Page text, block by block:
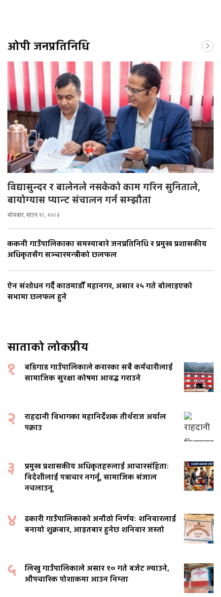
ओपी जनप्रतिनिधि
विद्यासुन्दर र बालेनले नसकेको काम गरिन सुनिताले,
बायोग्यास प्यान्ट संचालन गर्न सम्झौता
सोमबार, साउन १८, २०८३
ककनी गाउँपालिकाका समस्याबारे जनप्रतिनिधि र प्रमुख प्रशासकीय
अधिकृतसँग सञ्चारमन्त्रीको छलफल
ऐन संशोधन गर्दै काठमाडौँ महानगर, असार २५ गते बोलाइएको
सभामा छलफल हुने
साताको लोकप्रीय
१
बडिगाड गाउँपालिकाले करारका सबै कर्मचारीलाई
सामाजिक सुरक्षा कोषमा आवद्ध गराउने
२
राहदानी विभागका महानिर्देशक तीर्थराज अर्याल
पक्राउ
३
प्रमुख प्रशासकीय अधिकृतहरुलाई आचारसंहिताः
विदेशीलाई पत्राचार नगर्नू, सामाजिक संजाल
नचलाउनू
४
ढकारी गाउँपालिकाको अनौठो निर्णयः शनिवारलाई
बनायो शुक्रबार, आइतबार हुनेछ शनिवार जस्तो
५
लिखु गाउँपालिकाले असार १० गते बजेट ल्याउने,
औपचारिक पोशाकमा आउन निम्ता